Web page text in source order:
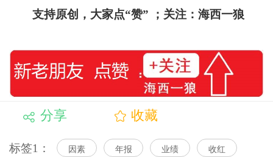
支持原创，大家点“赞”
；关注：海西一狼
分享 收藏
标签1： 因素 年报 业绩 收红